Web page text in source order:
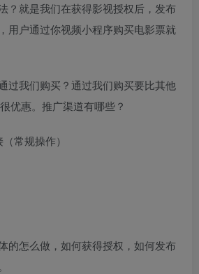
？就是我们在获得影视授权后，发布
用户通过你视频小程序购买电影票就
过我们购买？通过我们购买要比其他
优惠。推广渠道有哪些？
常规操作）
的怎么做，如何获得授权，如何发布